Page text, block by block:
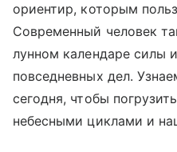
ориентир, которым
Современный человек
лунном календаре силы
повседневных дел.
сегодня, чтобы
небесными циклами и